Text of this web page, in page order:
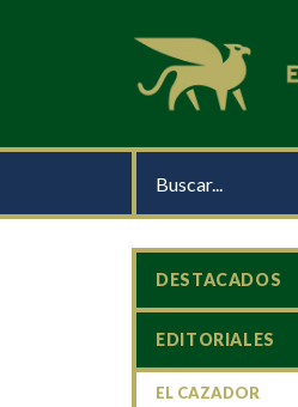
DESTACADOS
EDITORIALES
EL CAZADOR